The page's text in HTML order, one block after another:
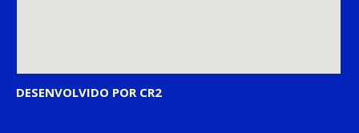
DESENVOLVIDO POR CR2